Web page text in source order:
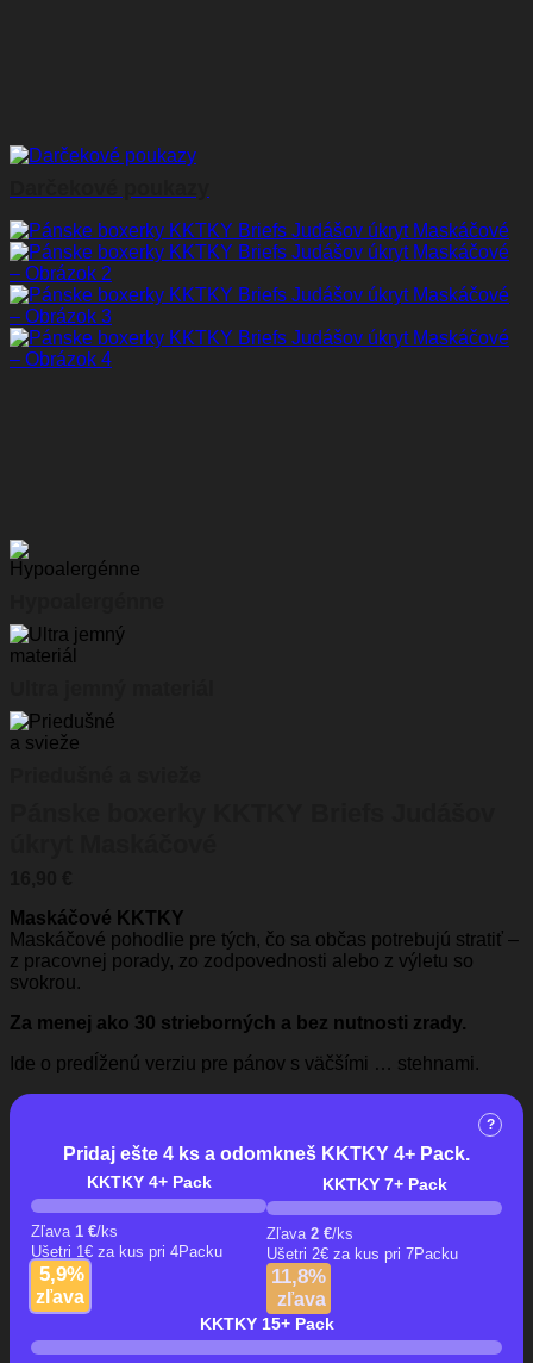
Maskáčové KKTKY
Maskáčové pohodlie pre tých, čo sa občas potrebujú stratiť –
z pracovnej porady, zo zodpovednosti alebo z výletu so
svokrou.
Za menej ako 30 strieborných a bez nutnosti zrady.
Ide o predĺženú verziu pre pánov s väčšími … stehnami.
?
Pridaj ešte 4 ks a odomkneš KKTKY 4+ Pack.
KKTKY 4+ Pack
Zľava 1 €/ks
Ušetri 1€ za kus pri 4Packu
5,9%
zľava
KKTKY 7+ Pack
Zľava 2 €/ks
Ušetri 2€ za kus pri 7Packu
11,8%
zľava
KKTKY 15+ Pack